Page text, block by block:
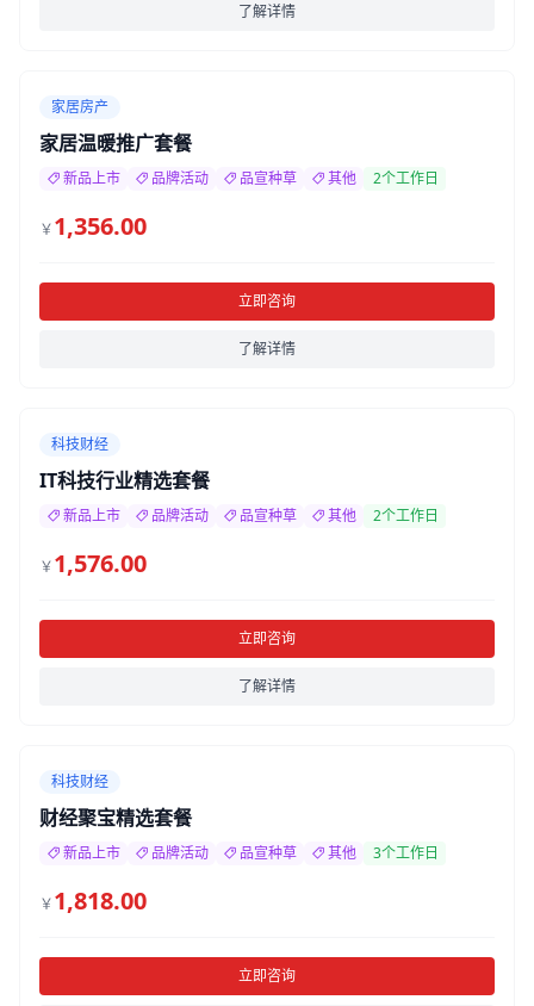
了解详情
家居房产
家居温暖推广套餐
新品上市 品牌活动 品宣种草 其他 2个工作日
￥1,356.00
立即咨询
了解详情
科技财经
IT科技行业精选套餐
新品上市 品牌活动 品宣种草 其他 2个工作日
￥1,576.00
立即咨询
了解详情
科技财经
财经聚宝精选套餐
新品上市 品牌活动 品宣种草 其他 3个工作日
￥1,818.00
立即咨询